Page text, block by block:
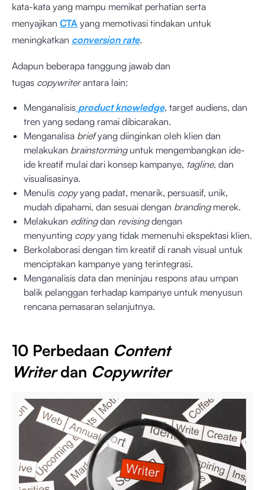
kata-kata yang mampu memikat perhatian serta
menyajikan CTA yang memotivasi tindakan untuk
meningkatkan conversion rate.
Adapun beberapa tanggung jawab dan
tugas copywriterantara lain:
Menganalisis product knowledge, target audiens, dan
tren yang sedang ramai dibicarakan.
Menganalisa briefyang diinginkan oleh klien dan
melakukan brainstorming untuk mengembangkan ide-
ide kreatif mulai dari konsep kampanye, tagline, dan
visualisasinya.
Menulis copyyang padat, menarik, persuasif, unik,
mudah dipahami, dan sesuai dengan brandingmerek.
Melakukan editingdan revisingdengan
menyunting copyyang tidak memenuhi ekspektasi klien.
Berkolaborasi dengan tim kreatif di ranah visual untuk
menciptakan kampanye yang terintegrasi.
Menganalisis data dan meninjau respons atau umpan
balik pelanggan terhadap kampanye untuk menyusun
rencana pemasaran selanjutnya.
10 Perbedaan Content
Writerdan Copywriter